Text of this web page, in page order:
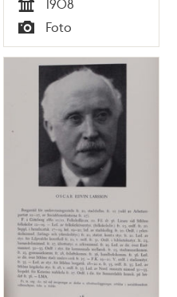
Tid
1908
Typ
Foto